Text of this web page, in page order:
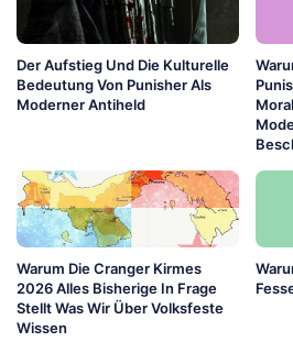
Der Aufstieg Und Die Kulturelle
Bedeutung Von Punisher Als
Moderner Antiheld
Warum Die Cranger Kirmes
2026 Alles Bisherige In Frage
Stellt Was Wir Über Volksfeste
Wissen